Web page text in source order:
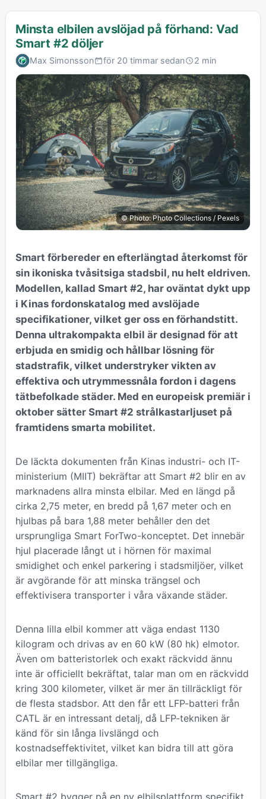
Minsta elbilen avslöjad på förhand: Vad
Smart #2 döljer
Max Simonsson för 20 timmar sedan 2 min
© Photo: Photo Collections / Pexels
Smart förbereder en efterlängtad återkomst för
sin ikoniska tvåsitsiga stadsbil, nu helt eldriven.
Modellen, kallad Smart #2, har oväntat dykt upp
i Kinas fordonskatalog med avslöjade
specifikationer, vilket ger oss en förhandstitt.
Denna ultrakompakta elbil är designad för att
erbjuda en smidig och hållbar lösning för
stadstrafik, vilket understryker vikten av
effektiva och utrymmessnåla fordon i dagens
tätbefolkade städer. Med en europeisk premiär i
oktober sätter Smart #2 strålkastarljuset på
framtidens smarta mobilitet.
De läckta dokumenten från Kinas industri- och IT-
ministerium (MIIT) bekräftar att Smart #2 blir en av
marknadens allra minsta elbilar. Med en längd på
cirka 2,75 meter, en bredd på 1,67 meter och en
hjulbas på bara 1,88 meter behåller den det
ursprungliga Smart ForTwo-konceptet. Det innebär
hjul placerade långt ut i hörnen för maximal
smidighet och enkel parkering i stadsmiljöer, vilket
är avgörande för att minska trängsel och
effektivisera transporter i våra växande städer.
Denna lilla elbil kommer att väga endast 1130
kilogram och drivas av en 60 kW (80 hk) elmotor.
Även om batteristorlek och exakt räckvidd ännu
inte är officiellt bekräftat, talar man om en räckvidd
kring 300 kilometer, vilket är mer än tillräckligt för
de flesta stadsbor. Att den får ett LFP-batteri från
CATL är en intressant detalj, då LFP-tekniken är
känd för sin långa livslängd och
kostnadseffektivitet, vilket kan bidra till att göra
elbilar mer tillgängliga.